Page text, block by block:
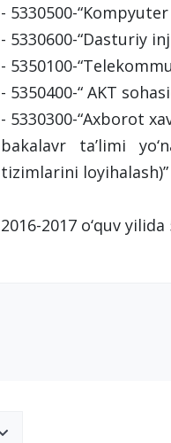
- 5330500-
- 5330600-“Dasturiy
- 5350100-
- 5350400-“ AKT
- 5330300-“Axborot
bakalavr ta’limi
tizimlarini
2016-2017 o‘quv